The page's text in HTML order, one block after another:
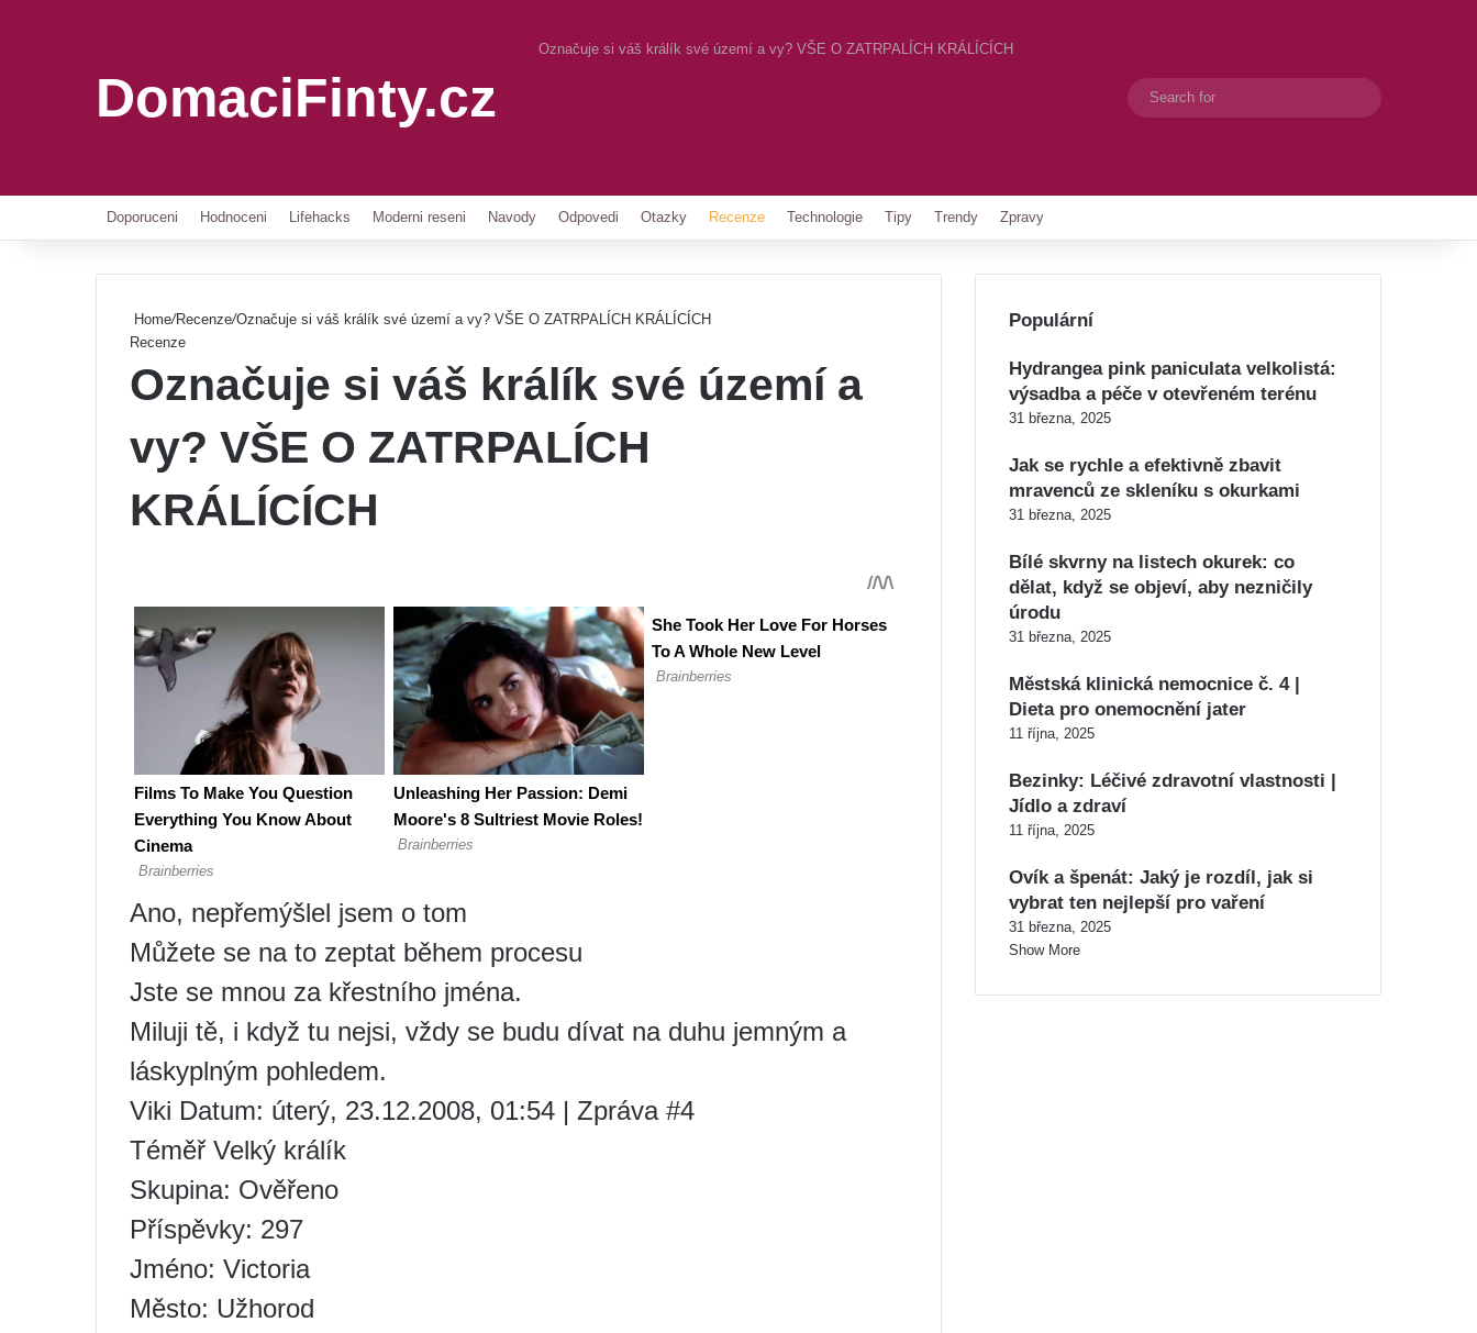
DomaciFinty.cz
Označuje si váš králík své území a vy? VŠE O ZATRPALÍCH KRÁLÍCÍCH
Switch skin
Doporuceni Hodnoceni Lifehacks Moderni reseni Navody Odpovedi Otazky Recenze Technologie Tipy Trendy Zpravy
Home/Recenze/Označuje si váš králík své území a vy? VŠE O ZATRPALÍCH KRÁLÍCÍCH
Recenze
Označuje si váš králík své území a
vy? VŠE O ZATRPALÍCH
KRÁLÍCÍCH
Ano, nepřemýšlel jsem o tom
Můžete se na to zeptat během procesu
Jste se mnou za křestního jména.
Miluji tě, i když tu nejsi, vždy se budu dívat na duhu jemným a
láskyplným pohledem.
Viki Datum: úterý, 23.12.2008, 01:54 | Zpráva #4
Téměř Velký králík
Skupina: Ověřeno
Příspěvky: 297
Jméno: Victoria
Město: Užhorod
Populární
Hydrangea pink paniculata velkolistá:
výsadba a péče v otevřeném terénu
31 března, 2025
Jak se rychle a efektivně zbavit
mravenců ze skleníku s okurkami
31 března, 2025
Bílé skvrny na listech okurek: co
dělat, když se objeví, aby nezničily
úrodu
31 března, 2025
Městská klinická nemocnice č. 4 |
Dieta pro onemocnění jater
11 října, 2025
Bezinky: Léčivé zdravotní vlastnosti |
Jídlo a zdraví
11 října, 2025
Ovík a špenát: Jaký je rozdíl, jak si
vybrat ten nejlepší pro vaření
31 března, 2025
Show More